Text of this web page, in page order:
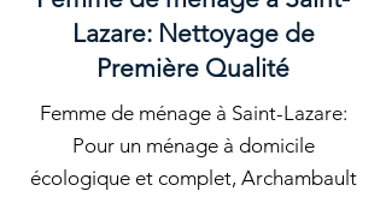
Lazare: Nettoyage de
Première Qualité
Femme de ménage à Saint-Lazare:
Pour un ménage à domicile
écologique et complet, Archambault